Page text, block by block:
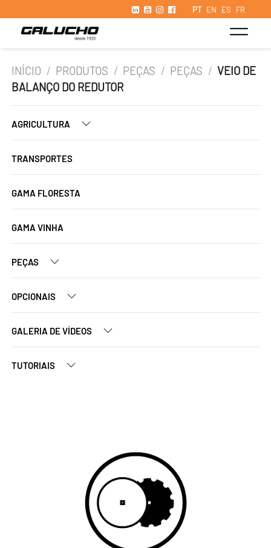
PT EN ES FR
INÍCIO / PRODUTOS / PEÇAS / PEÇAS / VEIO DE
BALANÇO DO REDUTOR
AGRICULTURA
TRANSPORTES
GAMA FLORESTA
GAMA VINHA
PEÇAS
OPCIONAIS
GALERIA DE VÍDEOS
TUTORIAIS